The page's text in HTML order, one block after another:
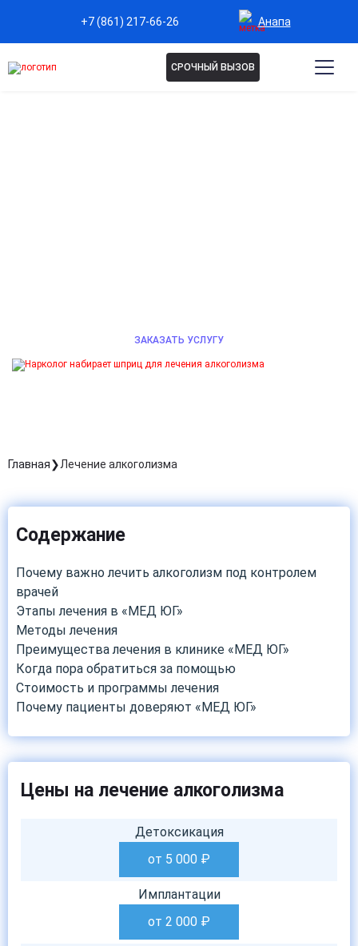
+7 (861) 217-66-26 Анапа
СРОЧНЫЙ ВЫЗОВ
ЗАКАЗАТЬ УСЛУГУ
Главная Лечение алкоголизма
Содержание
Почему важно лечить алкоголизм под контролем
врачей
Этапы лечения в «МЕД ЮГ»
Методы лечения
Преимущества лечения в клинике «МЕД ЮГ»
Когда пора обратиться за помощью
Стоимость и программы лечения
Почему пациенты доверяют «МЕД ЮГ»
Цены на лечение алкоголизма
Детоксикация
от 5 000 ₽
Имплантации
от 2 000 ₽